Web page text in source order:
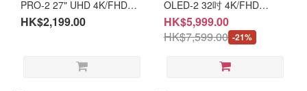
PRO-2 27" UHD 4K/FHD
160/320Hz 雙模式顯示器 (
MO-VX2758U / LB-MON )
HK$2,199.00
OLED-2 32吋 4K/FHD
240/480Hz OLED 雙模式顯
示器 ( MO-VZ323 / LB-MON
)#3年保養
HK$5,999.00
HK$7,599.00 -21%